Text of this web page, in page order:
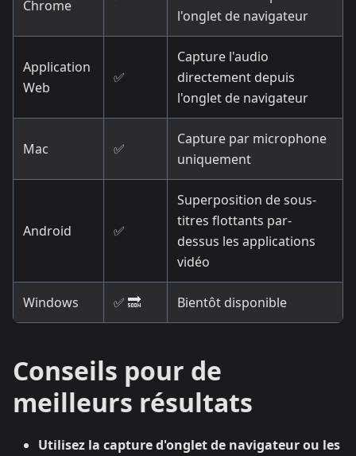
Chrome
l'onglet de navigateur
Application
Web
✅
Capture l'audio
directement depuis
l'onglet de navigateur
Mac ✅
Capture par microphone
uniquement
Android ✅
Superposition de sous-
titres flottants par-
dessus les applications
vidéo
Windows ✅ 🔜 Bientôt disponible
Conseils pour de
meilleurs résultats
Utilisez la capture d'onglet de navigateur ou les